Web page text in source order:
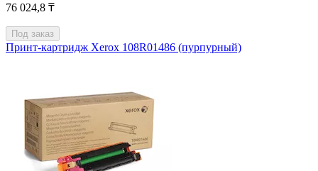
76 024,8 ₸
Под заказ
Принт-картридж Xerox 108R01486 (пурпурный)